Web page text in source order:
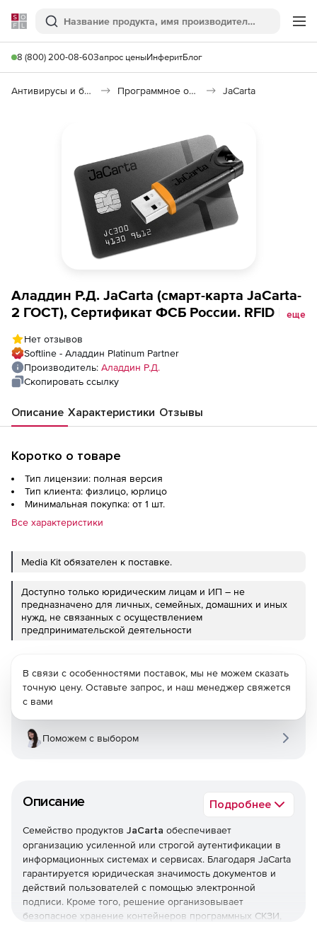
Softline
Поиск
8 (800) 200-08-60Запрос ценыИнферитБлог
Антивирусы и безопасность Программное обеспечение для контроля доступа JaCarta
Аладдин Р.Д. JaCarta (смарт-карта JaCarta-
2 ГОСТ), Сертификат ФСБ России. RFID EM-
Кастомизированное изображение. до 1 000
шт. (за единицу)
еще
Нет отзывов
Softline - Аладдин Platinum Partner
Производитель: Аладдин Р.Д.
Скопировать ссылку
Описание Характеристики Отзывы
Коротко о товаре
Тип лицензии: полная версия
Тип клиента: физлицо, юрлицо
Минимальная покупка: от 1 шт.
Все характеристики
Media Kit обязателен к поставке.
Доступно только юридическим лицам и ИП – не
предназначено для личных, семейных, домашних и иных
нужд, не связанных с осуществлением
предпринимательской деятельности
Описание Подробнее
Семейство продуктов JaCarta обеспечивает
организацию усиленной или строгой аутентификации в
информационных системах и сервисах. Благодаря JaCarta
гарантируется юридическая значимость документов и
действий пользователей с помощью электронной
подписи. Кроме того, решение организовывает
безопасное хранение контейнеров программных СКЗИ,
В связи с особенностями поставок, мы не можем сказать
точную цену. Оставьте запрос, и наш менеджер свяжется
с вами
Поможем с выбором